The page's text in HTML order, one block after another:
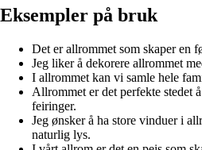
Eksempler på bruk
Det er allrommet som skaper en
Jeg liker å dekorere allrommet
I allrommet kan vi samle hele
Allrommet er det perfekte stedet
feiringer.
Jeg ønsker å ha store vinduer i
naturlig lys.